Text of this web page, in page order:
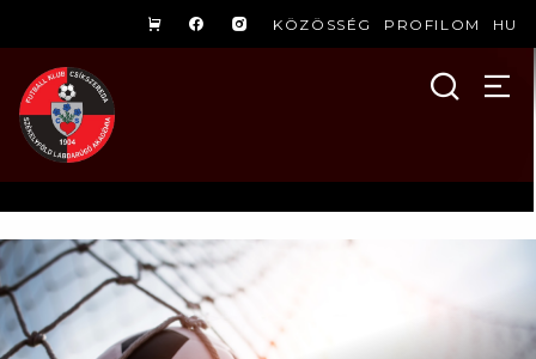
KÖZÖSSÉG PROFILOM HU